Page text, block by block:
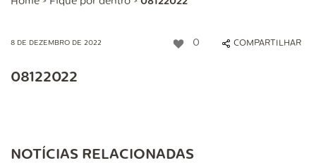
8 DE DEZEMBRO DE 2022 0 COMPARTILHAR
08122022
NOTÍCIAS RELACIONADAS